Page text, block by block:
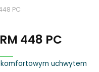
PC
448 PC
uchwytem